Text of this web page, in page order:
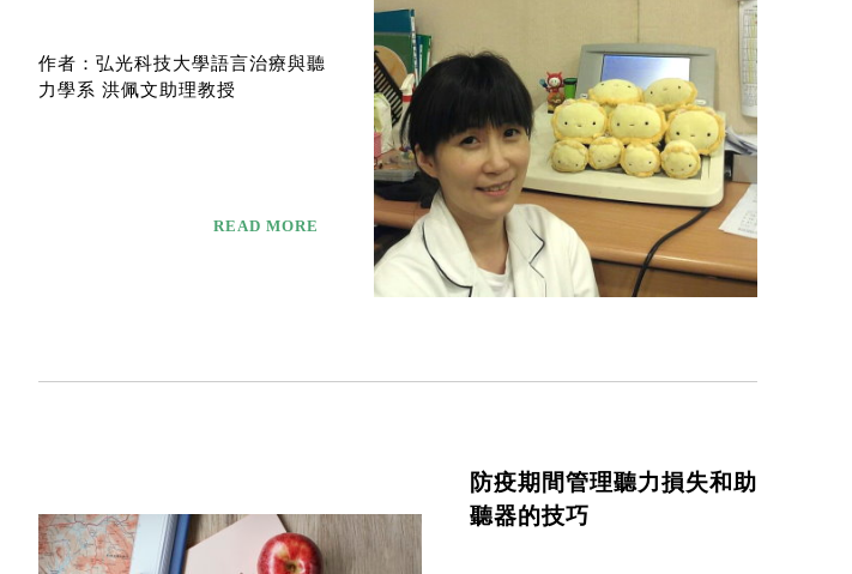
作者：弘光科技大學語言治療與聽
力學系 洪佩文助理教授
READ MORE
防疫期間管理聽力損失和助
聽器的技巧